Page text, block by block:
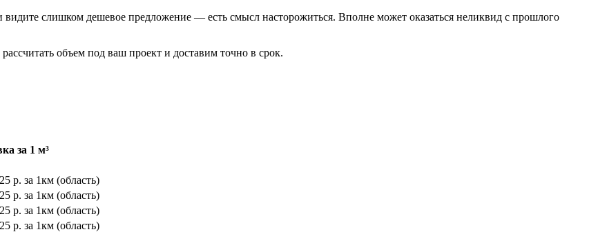
слишком дешевое предложение — есть смысл насторожиться. Вполне может оказаться неликвид с прошлого
объем под ваш проект и доставим точно в срок.
за 1 м³
р. за 1км (область)
р. за 1км (область)
р. за 1км (область)
р. за 1км (область)